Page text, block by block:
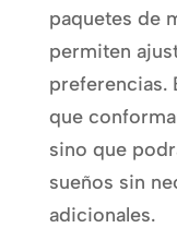
paquetes de
permiten
preferencias.
que
sino que
sueños sin
adicionales.